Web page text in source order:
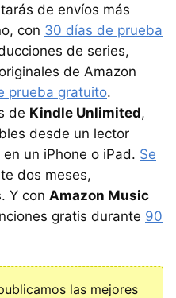
de envíos más
con 30 días de prueba
de series,
de Amazon
prueba gratuito.
de Kindle Unlimited,
desde un lector
un iPhone o iPad. Se
dos meses,
Y con Amazon Music
gratis durante 90
las mejores